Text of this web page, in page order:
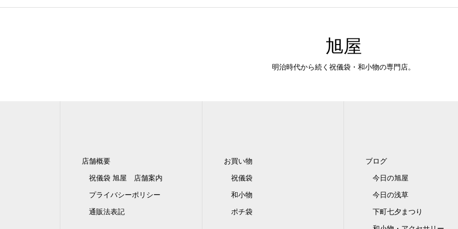
旭屋
明治時代から続く祝儀袋・和小物の専門店。
店舗概要
祝儀袋 旭屋 店舗案内
プライバシーポリシー
通販法表記
お買い物
祝儀袋
和小物
ポチ袋
ブログ
今日の旭屋
今日の浅草
下町七夕まつり